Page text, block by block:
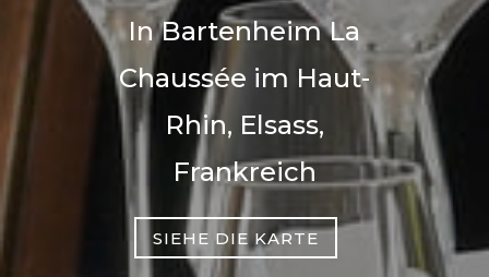
In Bartenheim La
Chaussée im Haut-
Rhin, Elsass,
Frankreich
SIEHE DIE KARTE